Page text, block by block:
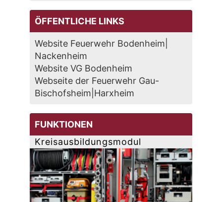
ÖFFENTLICHE LINKS
Website Feuerwehr Bodenheim|
Nackenheim
Website VG Bodenheim
Webseite der Feuerwehr Gau-
Bischofsheim|Harxheim
FUNKTIONEN
Kreisausbildungsmodul